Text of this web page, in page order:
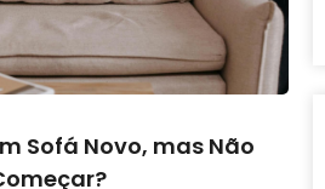
Sofá Novo, mas Não